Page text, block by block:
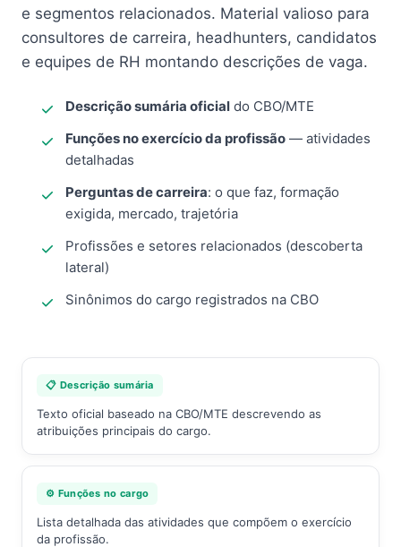
e segmentos relacionados. Material valioso para
consultores de carreira, headhunters, candidatos
e equipes de RH montando descrições de vaga.
Descrição sumária oficial do CBO/MTE
Funções no exercício da profissão — atividades
detalhadas
Perguntas de carreira: o que faz, formação
exigida, mercado, trajetória
Profissões e setores relacionados (descoberta
lateral)
Sinônimos do cargo registrados na CBO
📋 Descrição sumária
Texto oficial baseado na CBO/MTE descrevendo as
atribuições principais do cargo.
⚙️ Funções no cargo
Lista detalhada das atividades que compõem o exercício
da profissão.